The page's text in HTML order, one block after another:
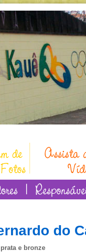
do
e bronze